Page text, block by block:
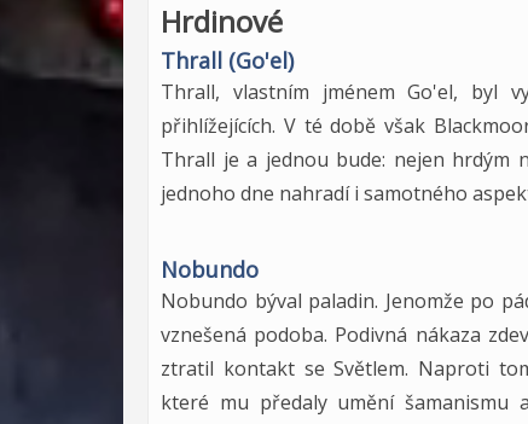
Hrdinové
Thrall (Go'el)
Thrall, vlastním jménem Go'el, byl
přihlížejících. V té době však
Thrall je a jednou bude: nejen hrdým
jednoho dne nahradí i samotného
Nobundo
Nobundo býval paladin. Jenomže po
vznešená podoba. Podivná nákaza
ztratil kontakt se Světlem. Naproti
které mu předaly umění